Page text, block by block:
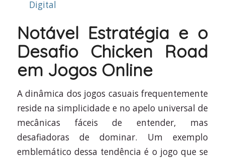
Digital
Notável Estratégia e o
Desafio Chicken Road
em Jogos Online
A dinâmica dos jogos casuais frequentemente
reside na simplicidade e no apelo universal de
mecânicas fáceis de entender, mas
desafiadoras de dominar. Um exemplo
emblemático dessa tendência é o jogo que se